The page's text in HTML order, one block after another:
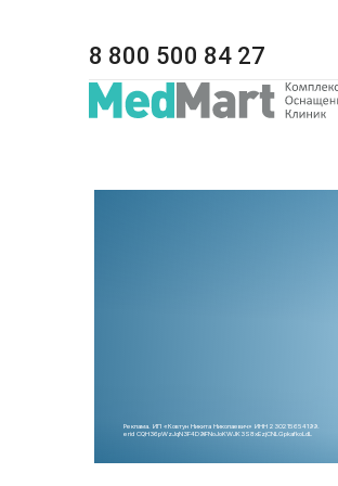
8 800 500 84 27
Реклама. ИП «Ковтун Никита Николаевич» ИНН 230215654199.
erid CQH36pWzJqN3F4D9iFNoJoKWJK3S8xEzjCNLGpkafkoLdL